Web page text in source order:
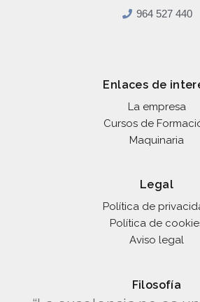
964 527 440
Enlaces de
La empresa
Cursos de
Maquinaria
Legal
Política de
Política de
Aviso legal
Filosofía